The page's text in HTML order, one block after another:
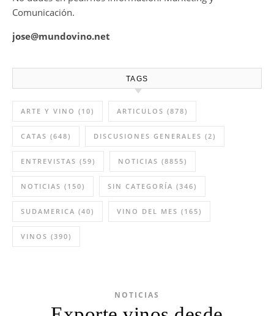
Comunicación.
jose@mundovino.net
TAGS
ARTE Y VINO (10) ARTICULOS (878)
CATAS (648) DISCUSIONES GENERALES (2)
ENTREVISTAS (59) NOTICIAS (8855)
NOTICIAS (150) SIN CATEGORÍA (346)
SUDAMERICA (40) VINO DEL MES (165)
VINOS (390)
NOTICIAS